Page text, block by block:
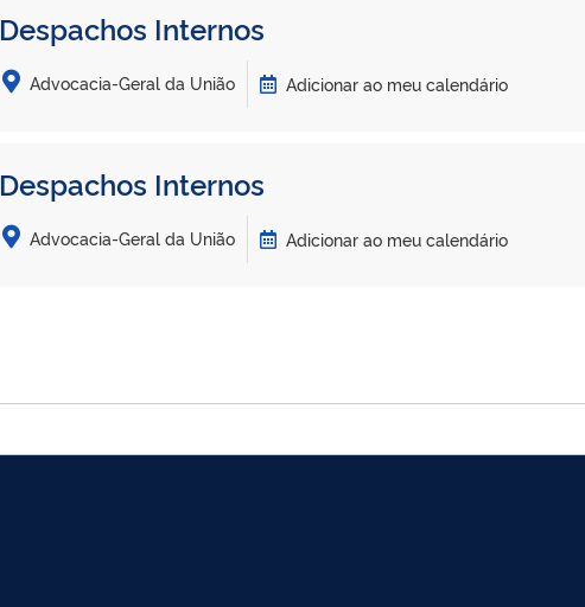
Despachos Internos
Advocacia-Geral da União Adicionar ao meu calendário
Despachos Internos
Advocacia-Geral da União Adicionar ao meu calendário